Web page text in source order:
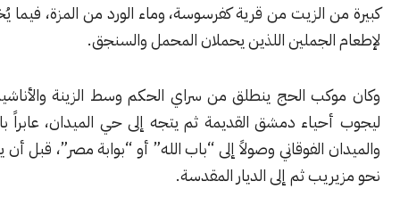
الزيت من قرية كفرسوسة، وماء الورد من المزة، فيما يُخصص اللوز
اللذين يحملان المحمل والسنجق.
الحج ينطلق من سراي الحكم وسط الزينة والأناشيد والمباخر،
دمشق القديمة ثم يتجه إلى حي الميدان، عابراً باب المصلى
الفوقاني وصولاً إلى “باب الله” أو “بوابة مصر”، قبل أن يتابع طريقه
ثم إلى الديار المقدسة.